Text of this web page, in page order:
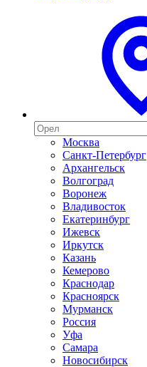
Москва
Санкт-Петербург
Архангельск
Волгоград
Воронеж
Владивосток
Екатеринбург
Ижевск
Иркутск
Казань
Кемерово
Краснодар
Красноярск
Мурманск
Россия
Уфа
Самара
Новосибирск